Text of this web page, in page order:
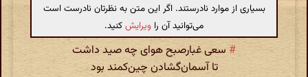
بسیاری از موارد نادرستند. اگر این متن به نظرتان نادرست است
می‌توانید آن را ویرایشکنید.
# سعی غبارصبح هوای چه صید داشت
تا آسمان‌گشادن چین‌کمند بود